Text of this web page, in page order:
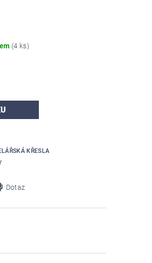
(4 ks)
KŘESLA
Dotaz